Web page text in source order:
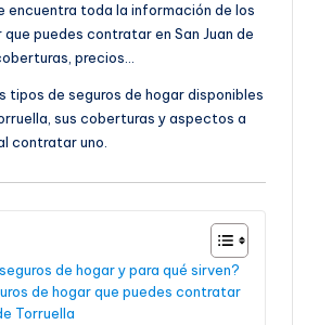
encuentra toda la información de los
puedes contratar en San Juan de
precios…
tipos de seguros de hogar disponibles
sus coberturas y aspectos a
contratar uno.
de hogar y para qué sirven?
de hogar que puedes contratar
Torruella